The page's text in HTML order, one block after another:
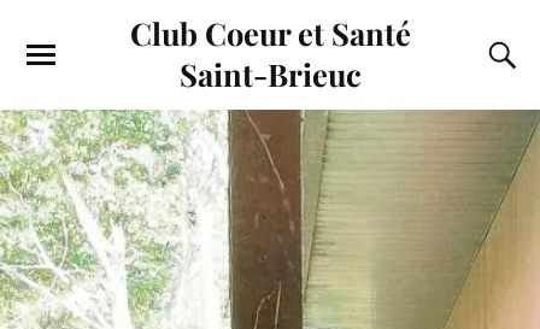
Club Coeur et Santé
Saint-Brieuc